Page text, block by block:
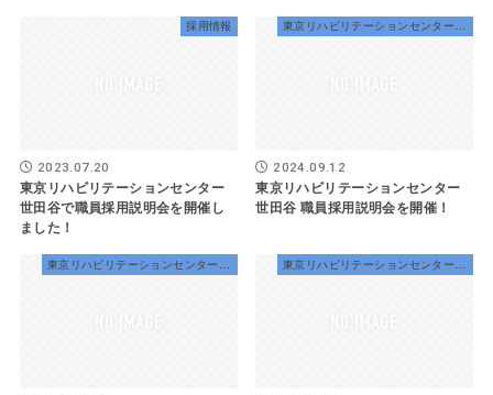
採用情報
2023.07.20
東京リハビリテーションセンター
世田谷で職員採用説明会を開催し
ました！
東京リハビリテーションセンター世田谷
2024.09.12
東京リハビリテーションセンター
世田谷 職員採用説明会を開催！
東京リハビリテーションセンター世田谷 東京リハビリテーションセンター世田谷